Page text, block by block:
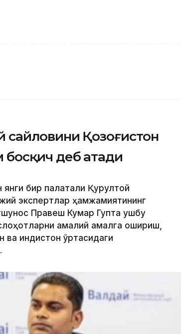
сайловини Қозоғистон
босқич деб атади
янги бир палатали Қурултой
экспертлар ҳамжамиятининг
Правеш Кумар Гупта ушбу
амалий амалга ошириш,
Ҳиндистон ўртасидаги